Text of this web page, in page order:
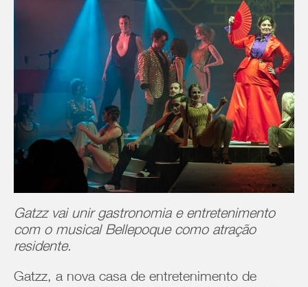
Gatzz vai unir gastronomia e entretenimento
com o musical Bellepoque como atração
residente.
Gatzz, a nova casa de entretenimento de